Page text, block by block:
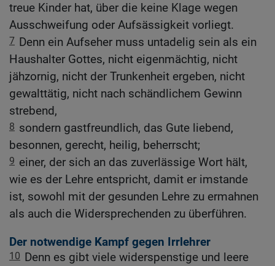
treue Kinder hat, über die keine Klage wegen
Ausschweifung oder Aufsässigkeit vorliegt.
7 Denn ein Aufseher muss untadelig sein als ein
Haushalter Gottes, nicht eigenmächtig, nicht
jähzornig, nicht der Trunkenheit ergeben, nicht
gewalttätig, nicht nach schändlichem Gewinn
strebend,
8 sondern gastfreundlich, das Gute liebend,
besonnen, gerecht, heilig, beherrscht;
9 einer, der sich an das zuverlässige Wort hält,
wie es der Lehre entspricht, damit er imstande
ist, sowohl mit der gesunden Lehre zu ermahnen
als auch die Widersprechenden zu überführen.
Der notwendige Kampf gegen Irrlehrer
10 Denn es gibt viele widerspenstige und leere